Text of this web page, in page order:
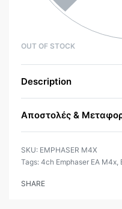
OUT OF STOCK
Description
Αποστολές &
EMPHASER M4X
Tags: 4ch Emphaser ΕΑ M4x,
SHARE